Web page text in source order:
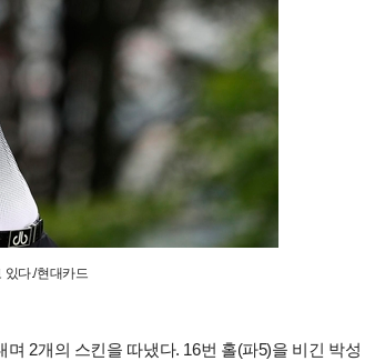
있다./현대카드
2개의 스킨을 따냈다. 16번 홀(파5)을 비긴 박성